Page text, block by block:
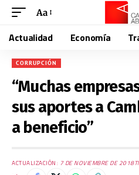
Aa
Actualidad Economía
CORRUPCIÓN
“Muchas
sus aportes a
a beneficio”
ACTUALIZACIÓN: 7 DE NOVIEMBRE DE 2018